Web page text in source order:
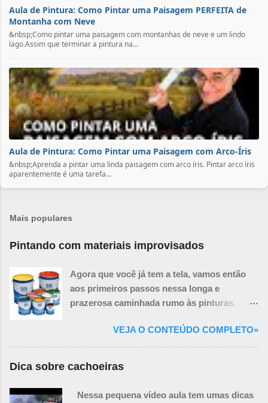
Aula de Pintura: Como Pintar uma Paisagem PERFEITA de
Montanha com Neve
&nbsp;Como pintar uma paisagem com montanhas de neve e um lindo
lago.Assim que terminar a pintura na...
Aula de Pintura: Como Pintar uma Paisagem com Arco-Íris
&nbsp;Aprenda a pintar uma linda paisagem com arco íris. Pintar arco íris
aparentemente é uma tarefa...
Mais populares
Pintando com materiais improvisados
Agora que você já tem a tela, vamos então
aos primeiros passos nessa longa e
prazerosa caminhada rumo às pinturas.
coisas necessárias para a realização de um
quadro, porém algumas delas podem ser
improvisadas.
VEJA O CONTEÚDO COMPLETO»
Dica sobre cachoeiras
Nessa pequena vídeo aula tem umas dicas